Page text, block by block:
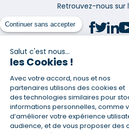
Continuer sans accepter
Salut c'est nous...
les Cookies !
Avec votre accord, nous et nos
partenaires utilisons des cookies et
des technologies similaires pour
informations personnelles, comme
d’améliorer votre expérience
audience, et de vous proposer des
Retrouvez-nous sur
(1) Taux fixe national hors assurance et
(2) Économie de 65 % pour l'assurance
457,23 € à 0,90 % sur 19,5 ans, accordé
100 % (décès, PTIA, IPP, ITT, IPP) âgé de
salariée non cadre assurée à 100 % (décès,
ans et non-fumeur, tous deux sans risque
14/07/2019, coût de l'assurance proposée
en moyenne contre 64,60 €/mois en